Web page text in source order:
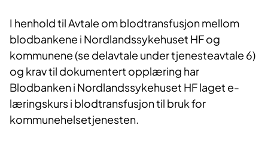
I henhold til Avtale om blodtransfusjon mellom
blodbankene i Nordlandssykehuset HF og
kommunene (se delavtale under tjenesteavtale 6)
og krav til dokumentert opplæring har
Blodbanken i Nordlandssykehuset HF laget e-
læringskurs i blodtransfusjon til bruk for
kommunehelsetjenesten.